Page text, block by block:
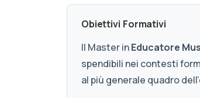
Obiettivi Formativi
Il Master inEducatore
spendibili nei contesti
al più generale quadro